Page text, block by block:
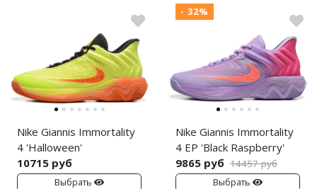
Nike Giannis Immortality
4 'Halloween'
10715 руб
Выбрать
- 32%
Nike Giannis Immortality
4 EP 'Black Raspberry'
9865 руб 14457 руб
Выбрать
Air Jordan 6
Air Jordan 7
Air Jordan 10
Air Jordan 11
Air Jordan 12